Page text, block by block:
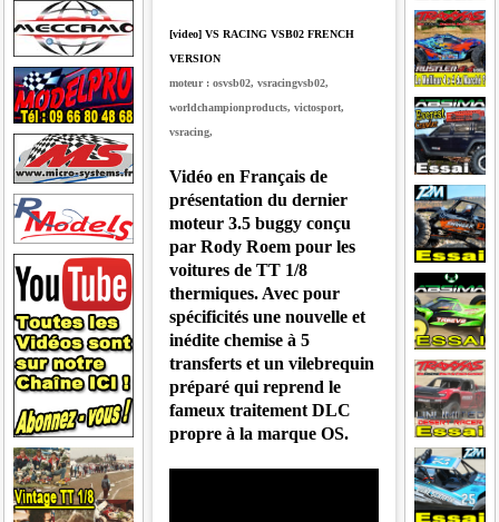
[video] VS RACING VSB02 FRENCH
VERSION
moteur : osvsb02, vsracingvsb02,
worldchampionproducts, victosport,
vsracing,
Vidéo en Français de
présentation du dernier
moteur 3.5 buggy conçu
par Rody Roem pour les
voitures de TT 1/8
thermiques. Avec pour
spécificités une nouvelle et
inédite chemise à 5
transferts et un vilebrequin
préparé qui reprend le
fameux traitement DLC
propre à la marque OS.